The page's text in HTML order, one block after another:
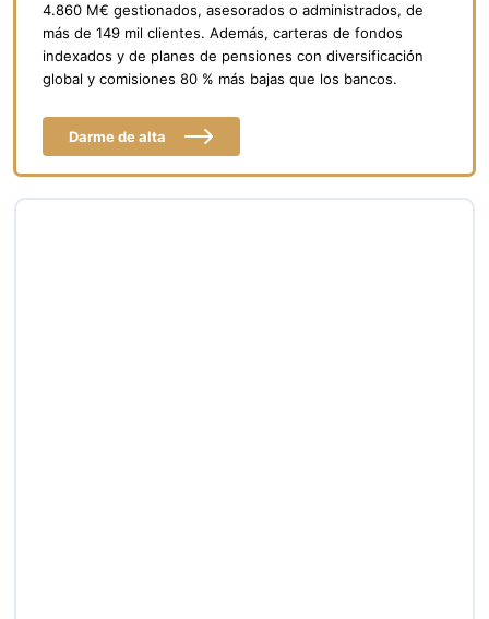
4.860 M€ gestionados, asesorados o administrados, de
más de 149 mil clientes. Además, carteras de fondos
indexados y de planes de pensiones con diversificación
global y comisiones 80 % más bajas que los bancos.
Darme de alta